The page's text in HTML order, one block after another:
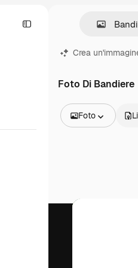
Crea
Foto Di Bandiere
Foto
Video